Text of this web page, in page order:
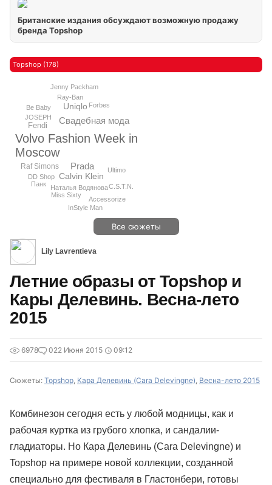
Британские издания обсуждают возможную продажу
бренда Topshop
Topshop (178)
Volvo Fashion Week in
Moscow
Prada
Свадебная мода
Calvin Klein
Uniqlo
Fendi
Raf Simons
Наталья Водянова
Ray-Ban
Forbes
Jenny Packham
JOSEPH
Ultimo
Miss Sixty
DD Shop
Accessorize
Be Baby
InStyle Man
Панк C.S.T.N.
Все сюжеты
Lily Lavrentieva
Летние образы от Topshop и
Кары Делевинь. Весна-лето
2015
6978 022 Июня 2015 09:12
Сюжеты: Topshop, Кара Делевинь (Cara Delevingne), Весна-лето 2015
Комбинезон сегодня есть у любой модницы, как и
рабочая куртка из грубого хлопка, и сандалии-
гладиаторы. Но Кара Делевинь (Cara Delevingne) и
Topshop на примере новой коллекции, созданной
специально для фестиваля в Гластонбери, готовы